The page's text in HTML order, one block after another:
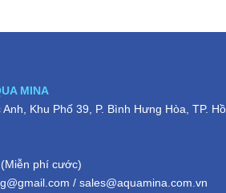
MINA
Khu Phố 39, P. Bình Hưng Hòa, TP.
phí cước)
/ sales@aquamina.com.vn